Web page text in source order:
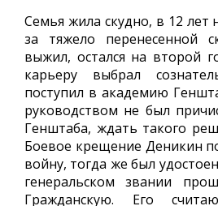
Семья жила скудно, в 12 лет
за тяжело перенесенной
выжил, остался на второй
карьеру выбрал
поступил в академию
руководством не был
Генштаба, ждать такого
Боевое крещение Деникин
войну, тогда же был
генеральском звании
Гражданскую. Его